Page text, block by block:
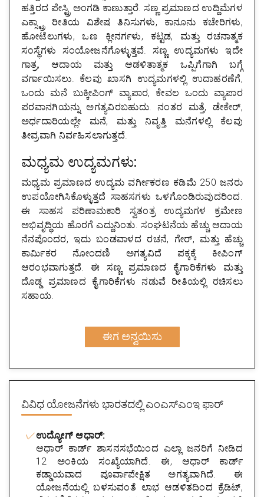
ಹತ್ತಿರದ ಪೇಸ್ಟ್ರಿ ಅಂಗಡಿ ಕಾಣುತ್ತಾರೆ. ಸಣ್ಣ ಪ್ರಮಾಣದ ಉದ್ದಿಮೆಗಳ
ಎಕ್ಸ್ಟ್ರಾ ರೀತಿಯ ವಿಶೇಷ ತಿನಿಸುಗಳು, ಕಾನೂನು ಕಚೇರಿಗಳು,
ಹೋಟೆಲುಗಳು, ಒಣ ಕ್ಲೀನರ್ಗಳು, ಕಟ್ಟಡ, ಮತ್ತು ರಚನಾತ್ಮಕ
ಸಂಸ್ಥೆಗಳು ಸಂಯೋಜನೆಗೊಳ್ಳುತ್ತವೆ. ಸಣ್ಣ ಉದ್ಯಮಗಳು ಇದೇ
ಗಾತ್ರ, ಆದಾಯ ಮತ್ತು ಆಡಳಿತಾತ್ಮಕ ಒಪ್ಪಿಗೆಗಾಗಿ ಬಗ್ಗೆ
ವರ್ಗಾಯಿಸಲು. ಕೆಲವು ಖಾಸಗಿ ಉದ್ಯಮಗಳಲ್ಲಿ ಉದಾಹರಣೆಗೆ,
ಒಂದು ಮನೆ ಬುಕ್ಕೀಪಿಂಗ್ ವ್ಯಾಪಾರ, ಕೇವಲ ಒಂದು ವ್ಯಾಪಾರ
ಪರವಾನಗಿಯನ್ನು ಅಗತ್ಯವಿರಬಹುದು. ನಂತರ ಮತ್ತೆ, ಡೇಕೇರ್,
ಅರ್ಧದಾರಿಯಲ್ಲೇ ಮನೆ, ಮತ್ತು ನಿವೃತ್ತಿ ಮನೆಗಳಲ್ಲಿ ಕೆಲವು
ತೀವ್ರವಾಗಿ ನಿರ್ವಹಿಸಲಾಗುತ್ತದೆ.
ಮಧ್ಯಮ ಉದ್ಯಮಗಳು:
ಮಧ್ಯಮ ಪ್ರಮಾಣದ ಉದ್ಯಮ ವರ್ಗೀಕರಣ ಕಡಿಮೆ 250 ಜನರು
ಉಪಯೋಗಿಸಿಕೊಳ್ಳುತ್ತದೆ ಸಾಹಸಗಳು ಒಳಗೊಂಡಿರುವುದರಿಂದ.
ಈ ಸಾಹಸ ಪರಿಣಾಮಕಾರಿ ಸ್ವತಂತ್ರ ಉದ್ಯಮಗಳ ಕ್ರಮೇಣ
ಅಭಿವೃದ್ಧಿಯ ಹೊರಗೆ ಎದ್ದುನಿಂತು. ಸಂಘಟನೆಯ ಹೆಚ್ಚು ಆದಾಯ
ನೆನಪೊಂದರ, ಇದು ಬಂಡವಾಳದ ರಚನೆ, ಗೇರ್, ಮತ್ತು ಹೆಚ್ಚು
ಕಾರ್ಮಿಕರ ನೋಂದಣಿ ಅಗತ್ಯವಿದೆ ಪಕ್ಕಕ್ಕೆ ಕೀಪಿಂಗ್
ಆರಂಭವಾಗುತ್ತದೆ. ಈ ಸಣ್ಣ ಪ್ರಮಾಣದ ಕೈಗಾರಿಕೆಗಳು ಮತ್ತು
ದೊಡ್ಡ ಪ್ರಮಾಣದ ಕೈಗಾರಿಕೆಗಳು ನಡುವೆ ರೀತಿಯಲ್ಲಿ ರಚಿಸಲು
ಸಹಾಯ.
ಈಗ ಅನ್ವಯಿಸು
ವಿವಿಧ ಯೋಜನೆಗಳು ಭಾರತದಲ್ಲಿ ಎಂಎಸ್ಎಂಇ ಫಾರ್
ಉದ್ಯೋಗ್ ಆಧಾರ್:
ಆಧಾರ್ ಕಾರ್ಡ್ ಶಾಸನಸಭೆಯಿಂದ ಎಲ್ಲಾ ಜನರಿಗೆ ನೀಡಿದ
12 ಅಂಕಿಯ ಸಂಖ್ಯೆಯಾಗಿದೆ. ಈ, ಆಧಾರ್ ಕಾರ್ಡ್
ಕಡ್ಡಾಯವಾದ ಪೂರ್ವಾಪೇಕ್ಷಿತ ಅಗತ್ಯವಾಗಿದೆ. ಈ
ಯೋಜನೆಯಲ್ಲಿ ಬಳಸುವಂತೆ ಲಾಭ ಆಡಳಿತದಿಂದ ಕ್ರೆಡಿಟ್,